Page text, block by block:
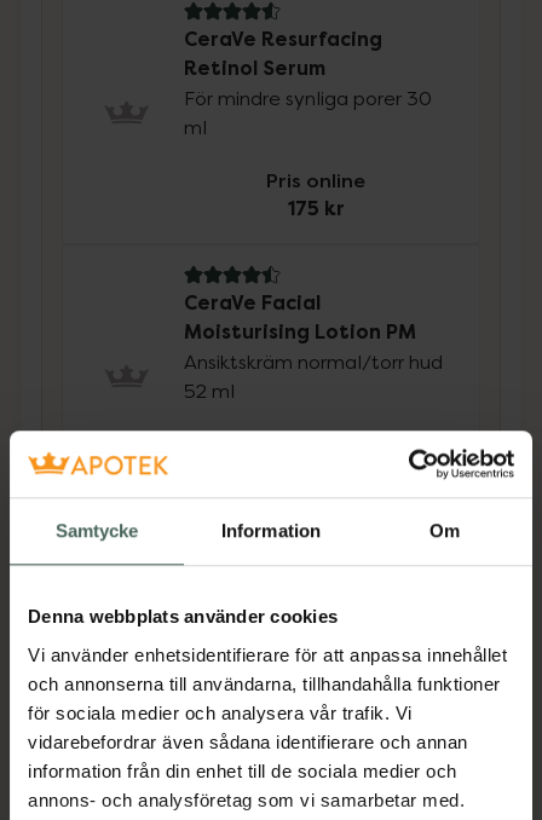
Samtycke Information Om
Denna webbplats använder cookies
Vi använder enhetsidentifierare för att anpassa innehållet
och annonserna till användarna, tillhandahålla funktioner
för sociala medier och analysera vår trafik. Vi
vidarebefordrar även sådana identifierare och annan
information från din enhet till de sociala medier och
annons- och analysföretag som vi samarbetar med.
4.6 av 5 i omdöme
CeraVe Resurfacing
Retinol Serum
För mindre synliga porer 30
ml
Pris online
175 kr
4.5 av 5 i omdöme
CeraVe Facial
Moisturising Lotion PM
Ansiktskräm normal/torr hud
52 ml
Köp båda för:314 kr
Köp båda
Beskrivning Dölj
Retinol Serum som reducerar synligheten av
porer och märken efter akne. Ett lätt, snabbt
absorberande serum med inkapslad retinol,